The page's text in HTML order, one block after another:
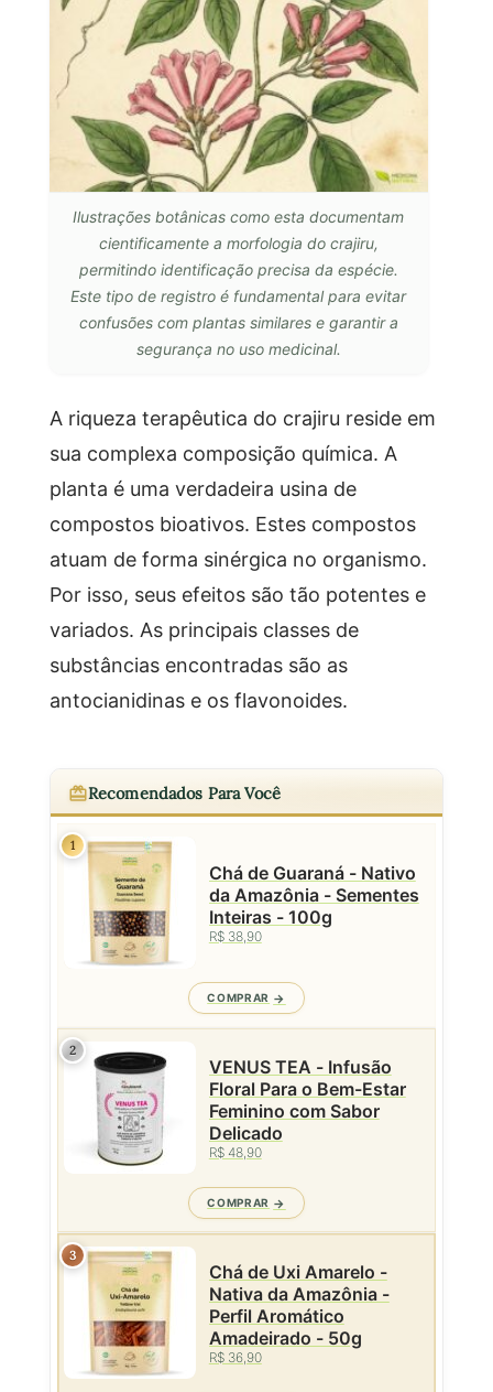
Ilustrações botânicas como esta documentam
cientificamente a morfologia do crajiru,
permitindo identificação precisa da espécie.
Este tipo de registro é fundamental para evitar
confusões com plantas similares e garantir a
segurança no uso medicinal.
A riqueza terapêutica do crajiru reside em
sua complexa composição química. A
planta é uma verdadeira usina de
compostos bioativos. Estes compostos
atuam de forma sinérgica no organismo.
Por isso, seus efeitos são tão potentes e
variados. As principais classes de
substâncias encontradas são as
antocianidinas e os flavonoides.
Recomendados Para Você
1
Chá de Guaraná - Nativo
da Amazônia - Sementes
Inteiras - 100g
R$ 38,90
COMPRAR
2
VENUS TEA - Infusão
Floral Para o Bem-Estar
Feminino com Sabor
Delicado
R$ 48,90
COMPRAR
3
Chá de Uxi Amarelo -
Nativa da Amazônia -
Perfil Aromático
Amadeirado - 50g
R$ 36,90